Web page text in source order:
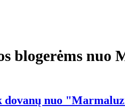
blogerėms nuo
nuo